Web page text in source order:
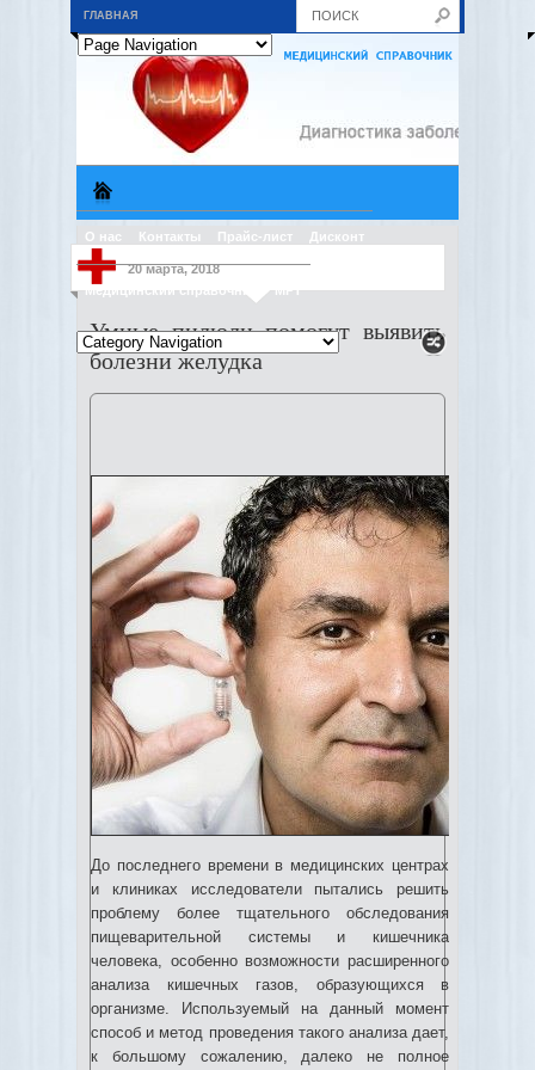
ГЛАВНАЯ
О нас Контакты Прайс-лист Дисконт
Медицинский справочник МРТ
20 марта, 2018
Умные пилюли помогут выявить
болезни желудка
До последнего времени в медицинских центрах
и клиниках исследователи пытались решить
проблему более тщательного обследования
пищеварительной системы и кишечника
человека, особенно возможности расширенного
анализа кишечных газов, образующихся в
организме.
Используемый на данный момент
способ и метод проведения такого анализа дает,
к большому сожалению, далеко не полное